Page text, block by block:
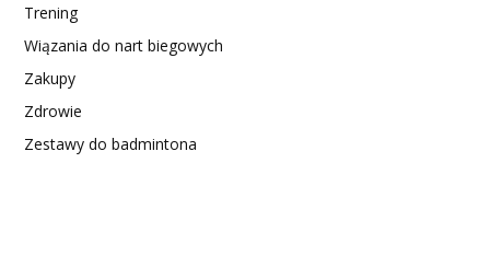
Trening
Wiązania do nart biegowych
Zakupy
Zdrowie
Zestawy do badmintona